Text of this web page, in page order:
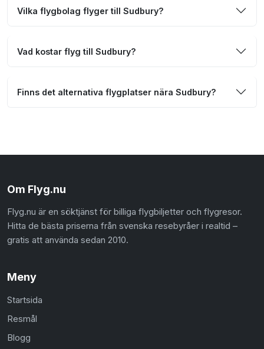
Vilka flygbolag flyger till Sudbury?
Vad kostar flyg till Sudbury?
Finns det alternativa flygplatser nära Sudbury?
Om Flyg.nu
Flyg.nu är en söktjänst för billiga flygbiljetter och flygresor.
Hitta de bästa priserna från svenska resebyråer i realtid –
gratis att använda sedan 2010.
Meny
Startsida
Resmål
Blogg